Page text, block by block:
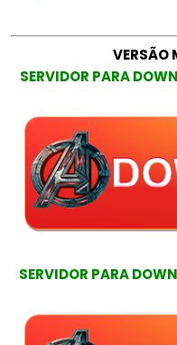
VERSÃO
SERVIDOR PARA
SERVIDOR PARA